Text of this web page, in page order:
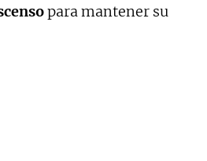
para mantener su